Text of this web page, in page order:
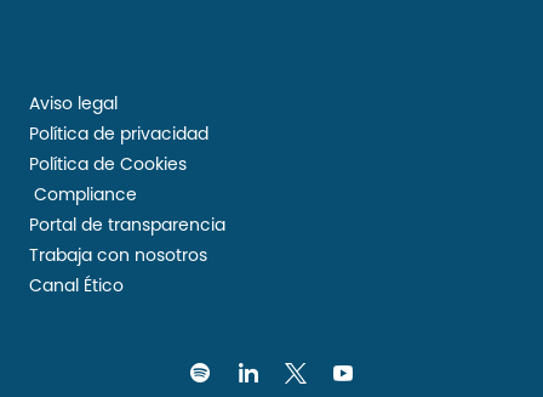
Aviso legal
Política de privacidad
Política de Cookies
Compliance
Portal de transparencia
Trabaja con nosotros
Canal Ético